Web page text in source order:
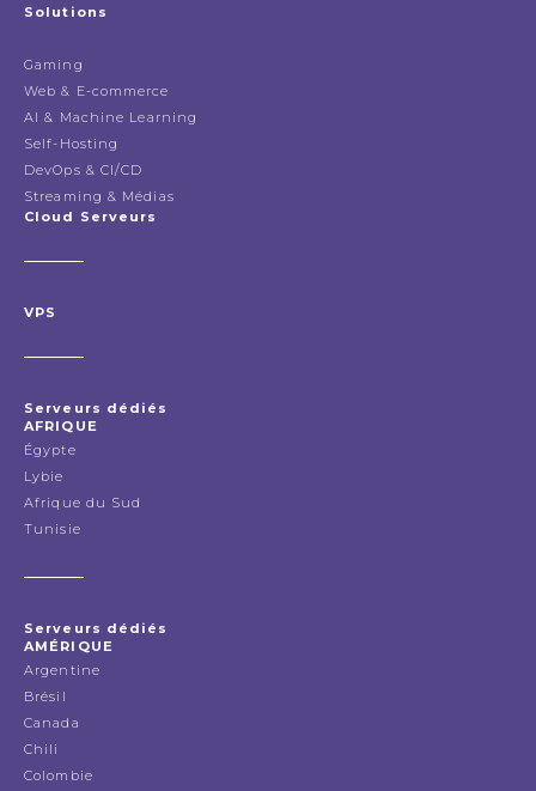
Solutions
Gaming
Web & E-commerce
AI & Machine Learning
Self-Hosting
DevOps & CI/CD
Streaming & Médias
Cloud Serveurs
VPS
Serveurs dédiés
AFRIQUE
Égypte
Lybie
Afrique du Sud
Tunisie
Serveurs dédiés
AMÉRIQUE
Argentine
Brésil
Canada
Chili
Colombie